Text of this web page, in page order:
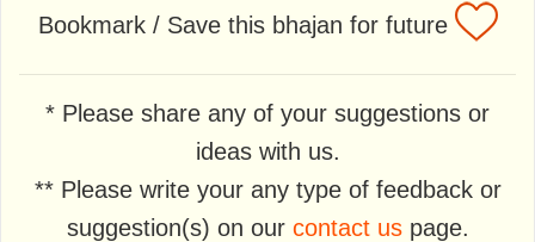
Bookmark / Save this bhajan for future
* Please share any of your suggestions or
ideas with us.
** Please write your any type of feedback or
suggestion(s) on our contact uspage.